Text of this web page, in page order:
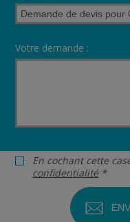
Votre demande :
En cochant cette
confidentialité*